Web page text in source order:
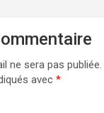
ne sera pas publiée.
avec *